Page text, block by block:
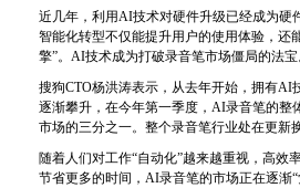
近几年，利用AI技术对硬件升级已经成为硬
智能化转型不仅能提升用户的使用体验，还
擎”。AI技术成为打破录音笔市场僵局的法宝
搜狗CTO杨洪涛表示，从去年开始，拥有AI
逐渐攀升，在今年第一季度，AI录音笔的整
市场的三分之一。整个录音笔行业处在更新
随着人们对工作“自动化”越来越重视，高效
节省更多的时间，AI录音笔的市场正在逐渐